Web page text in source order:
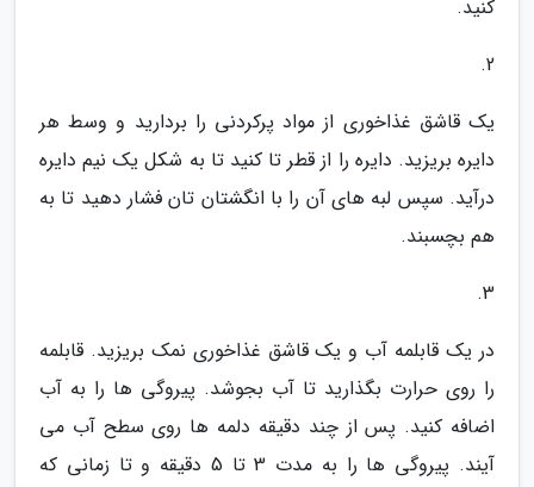
کنید.
2.
یک قاشق غذاخوری از مواد پرکردنی را بردارید و وسط هر
دایره بریزید. دایره را از قطر تا کنید تا به شکل یک نیم دایره
درآید. سپس لبه های آن را با انگشتان تان فشار دهید تا به
هم بچسبند.
3.
در یک قابلمه آب و یک قاشق غذاخوری نمک بریزید. قابلمه
را روی حرارت بگذارید تا آب بجوشد. پیروگی ها را به آب
اضافه کنید. پس از چند دقیقه دلمه ها روی سطح آب می
آیند. پیروگی ها را به مدت 3 تا 5 دقیقه و تا زمانی که